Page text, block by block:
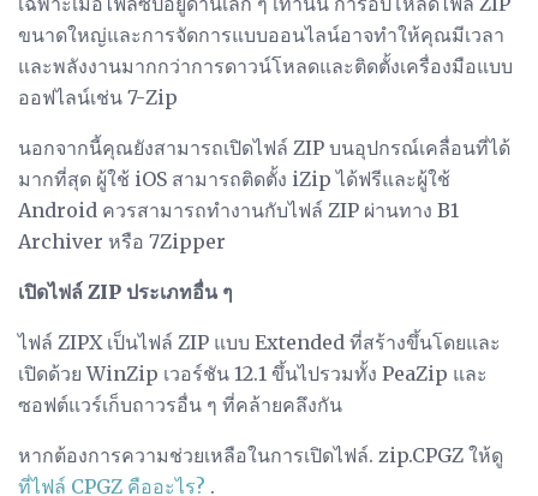
ขนาดใหญ่และการจัดการแบบออนไลน์อาจทำให้คุณมีเวลา
และพลังงานมากกว่าการดาวน์โหลดและติดตั้งเครื่องมือแบบ
ออฟไลน์เช่น 7-Zip
นอกจากนี้คุณยังสามารถเปิดไฟล์ ZIP บนอุปกรณ์เคลื่อนที่ได้
มากที่สุด ผู้ใช้ iOS สามารถติดตั้ง iZip ได้ฟรีและผู้ใช้
Android ควรสามารถทำงานกับไฟล์ ZIP ผ่านทาง B1
Archiver หรือ 7Zipper
เปิดไฟล์ ZIP ประเภทอื่น ๆ
ไฟล์ ZIPX เป็นไฟล์ ZIP แบบ Extended ที่สร้างขึ้นโดยและ
เปิดด้วย WinZip เวอร์ชัน 12.1 ขึ้นไปรวมทั้ง PeaZip และ
ซอฟต์แวร์เก็บถาวรอื่น ๆ ที่คล้ายคลึงกัน
หากต้องการความช่วยเหลือในการเปิดไฟล์. zip.CPGZ ให้ดู
ที่ไฟล์ CPGZ คืออะไร? .